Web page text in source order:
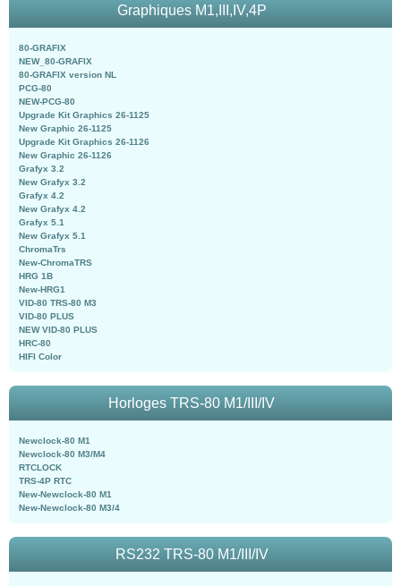
Graphiques M1,III,IV,4P
80-GRAFIX
NEW_80-GRAFIX
80-GRAFIX version NL
PCG-80
NEW-PCG-80
Upgrade Kit Graphics 26-1125
New Graphic 26-1125
Upgrade Kit Graphics 26-1126
New Graphic 26-1126
Grafyx 3.2
New Grafyx 3.2
Grafyx 4.2
New Grafyx 4.2
Grafyx 5.1
New Grafyx 5.1
ChromaTrs
New-ChromaTRS
HRG 1B
New-HRG1
VID-80 TRS-80 M3
VID-80 PLUS
NEW VID-80 PLUS
HRC-80
HIFI Color
Horloges TRS-80 M1/III/IV
Newclock-80 M1
Newclock-80 M3/M4
RTCLOCK
TRS-4P RTC
New-Newclock-80 M1
New-Newclock-80 M3/4
RS232 TRS-80 M1/III/IV